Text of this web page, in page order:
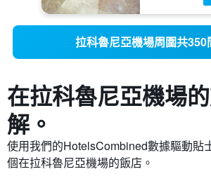
拉科魯尼亞機場周圍共350
在拉科魯尼亞機場​
解。
使用我們的HotelsCombined數據驅動貼
個在拉科魯尼亞機場​的飯店。